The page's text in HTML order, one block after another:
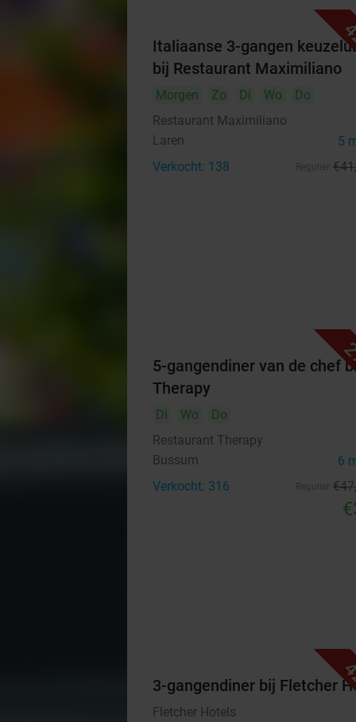
Italiaanse 3-gangen
bij Restaurant Maximiliano
Morgen Zo Di Wo
Do
Restaurant Maximiliano
Laren 5
Verkocht: 138 €41
5-gangendiner van de chef
Therapy
Di Wo
Do
Restaurant Therapy
Bussum 6
Verkocht: 316 €47
3-gangendiner bij Fletcher
Fletcher Hotels